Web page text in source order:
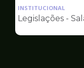
INSTITUCIONAL
Legislações -